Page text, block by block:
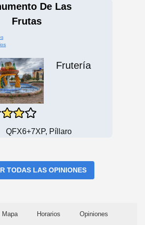
De Las
Frutas
Frutería
QFX6+7XP, Píllaro
TODAS LAS OPINIONES
Mapa Horarios Opiniones